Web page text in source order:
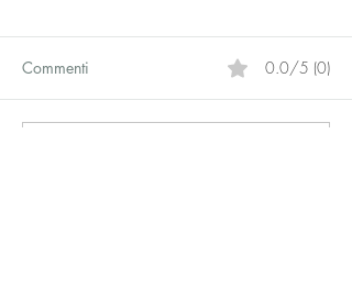
Commenti 0.0/5 (0)